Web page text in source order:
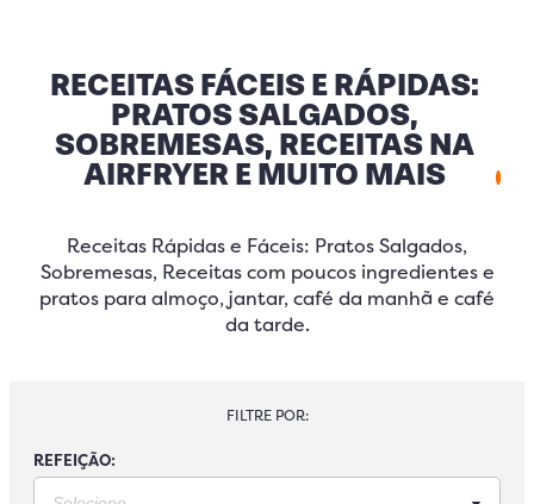
RECEITAS FÁCEIS E RÁPIDAS:
PRATOS SALGADOS,
SOBREMESAS, RECEITAS NA
AIRFRYER E MUITO MAIS
Receitas Rápidas e Fáceis: Pratos Salgados,
Sobremesas, Receitas com poucos ingredientes e
pratos para almoço, jantar, café da manhã e café
da tarde.
FILTRE POR:
REFEIÇÃO: